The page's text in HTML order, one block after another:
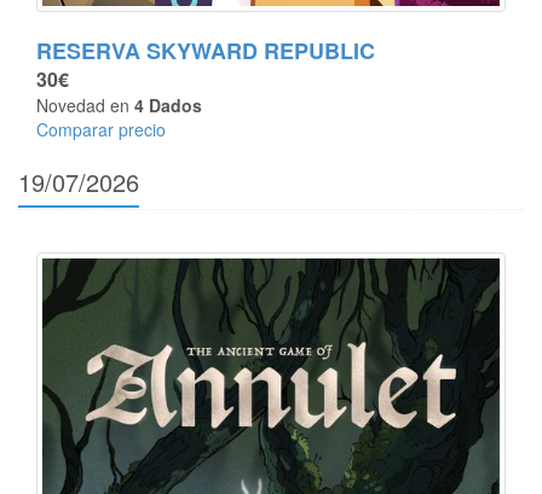
RESERVA SKYWARD REPUBLIC
30€
Novedad en 4 Dados
Comparar precio
19/07/2026